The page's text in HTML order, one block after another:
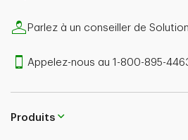
Parlez à un conseiller de
Appelez-nous au 1-800-895-
Produits